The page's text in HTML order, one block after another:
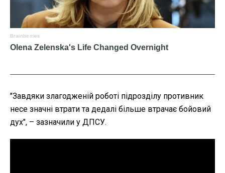
"Завдяки злагодженій роботі підрозділу противник
несе значні втрати та дедалі більше втрачає бойовий
дух", – зазначили у ДПСУ.